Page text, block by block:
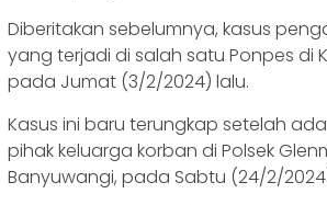
Diberitakan sebelumnya, kasus
yang terjadi di salah satu Ponpes di
pada Jumat (3/2/2024) lalu.
Kasus ini baru terungkap setelah
pihak keluarga korban di Polsek
Banyuwangi, pada Sabtu (24/2/